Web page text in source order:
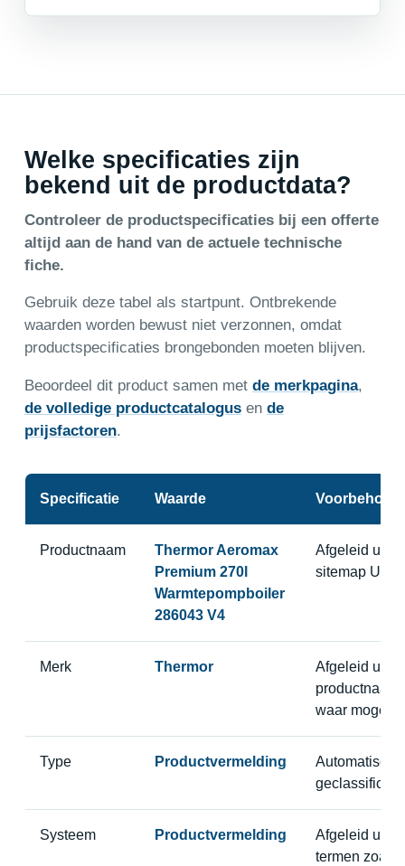
Welke specificaties zijn
bekend uit de productdata?
Controleer de productspecificaties bij een offerte
altijd aan de hand van de actuele technische
fiche.
Gebruik deze tabel als startpunt. Ontbrekende
waarden worden bewust niet verzonnen, omdat
productspecificaties brongebonden moeten blijven.
Beoordeel dit product samen met de merkpagina,
de volledige productcatalogusen de
prijsfactoren.
Specificatie Waarde Voorbehoud
Productnaam
Thermor Aeromax
Premium 270l
Warmtepompboiler
286043 V4
Afgeleid uit
sitemap URL
Merk Thermor
Afgeleid uit
productnaam
waar mogelijk
Type Productvermelding
Automatisch
Systeem Productvermelding
Afgeleid uit
termen zoals